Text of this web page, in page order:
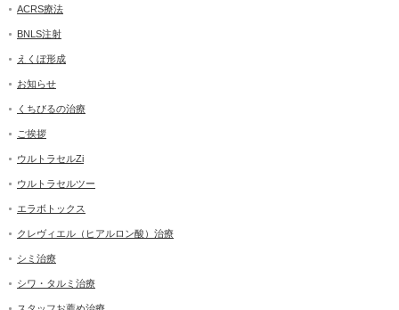
ACRS療法
BNLS注射
えくぼ形成
お知らせ
くちびるの治療
ご挨拶
ウルトラセルZi
ウルトラセルツー
エラボトックス
クレヴィエル（ヒアルロン酸）治療
シミ治療
シワ・タルミ治療